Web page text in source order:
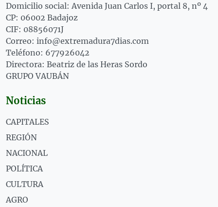
Domicilio social: Avenida Juan Carlos I, portal 8, nº 4
CP: 06002 Badajoz
CIF: 08856071J
Correo: info@extremadura7dias.com
Teléfono: 677926042
Directora: Beatriz de las Heras Sordo
GRUPO VAUBÁN
Noticias
CAPITALES
REGIÓN
NACIONAL
POLÍTICA
CULTURA
AGRO